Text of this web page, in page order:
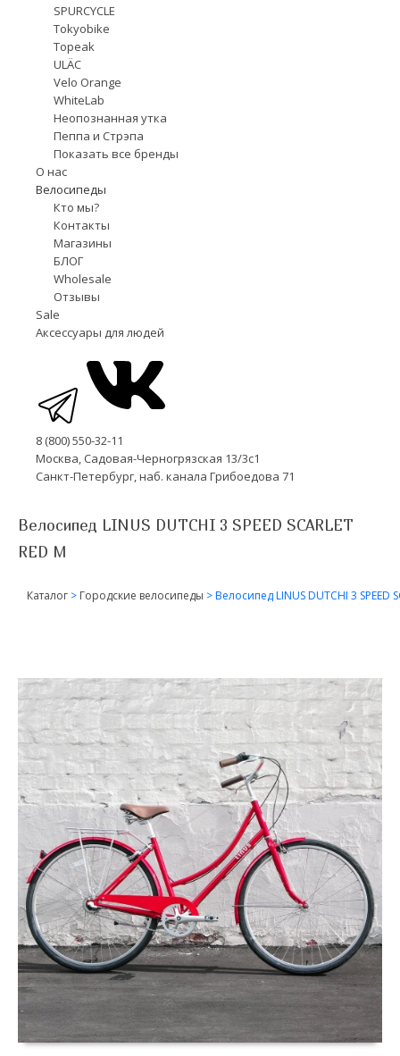
SPURCYCLE
Tokyobike
Topeak
ULÄC
Velo Orange
WhiteLab
Неопознанная утка
Пеппа и Стрэпа
Показать все бренды
О нас
Велосипеды
Кто мы?
Контакты
Магазины
БЛОГ
Wholesale
Отзывы
Sale
Аксессуары для людей
8 (800) 550-32-11
Москва, Садовая-Черногрязская 13/3с1
Санкт-Петербург, наб. канала Грибоедова 71
Велосипед LINUS DUTCHI 3 SPEED SCARLET
RED M
Каталог > Городские велосипеды >Велосипед LINUS DUTCHI 3 SPEED